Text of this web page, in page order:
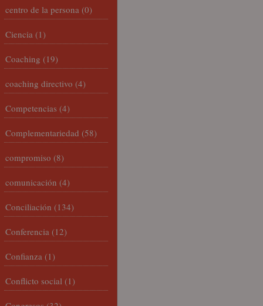
centro de la persona (0)
Ciencia (1)
Coaching (19)
coaching directivo (4)
Competencias (4)
Complementariedad (58)
compromiso (8)
comunicación (4)
Conciliación (134)
Conferencia (12)
Confianza (1)
Conflicto social (1)